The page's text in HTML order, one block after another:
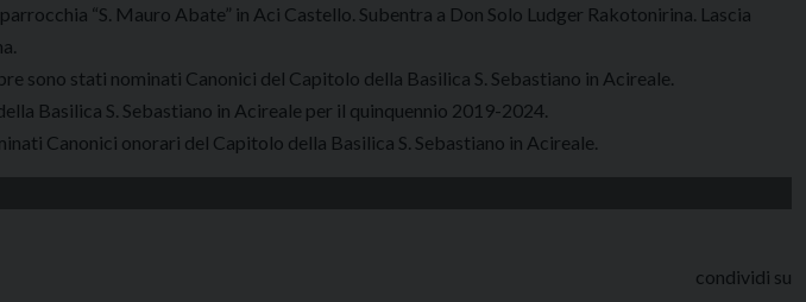
“S. Mauro Abate” in Aci Castello. Subentra a Don Solo Ludger Rakotonirina. Lascia
sono stati nominati Canonici del Capitolo della Basilica S. Sebastiano in Acireale.
Basilica S. Sebastiano in Acireale per il quinquennio 2019-2024.
Canonici onorari del Capitolo della Basilica S. Sebastiano in Acireale.
condividi su